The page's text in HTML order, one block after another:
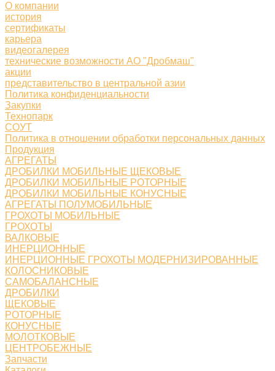
О компании
история
сертификаты
карьера
видеогалерея
технические возможности АО "Дробмаш"
акции
представительство в центральной азии
Политика конфиденциальности
Закупки
Технопарк
СОУТ
Политика в отношении обработки персональных данных
Продукция
АГРЕГАТЫ
ДРОБИЛКИ МОБИЛЬНЫЕ ЩЕКОВЫЕ
ДРОБИЛКИ МОБИЛЬНЫЕ РОТОРНЫЕ
ДРОБИЛКИ МОБИЛЬНЫЕ КОНУСНЫЕ
АГРЕГАТЫ ПОЛУМОБИЛЬНЫЕ
ГРОХОТЫ МОБИЛЬНЫЕ
ГРОХОТЫ
ВАЛКОВЫЕ
ИНЕРЦИОННЫЕ
ИНЕРЦИОННЫЕ ГРОХОТЫ МОДЕРНИЗИРОВАННЫЕ
КОЛОСНИКОВЫЕ
САМОБАЛАНСНЫЕ
ДРОБИЛКИ
ЩЕКОВЫЕ
РОТОРНЫЕ
КОНУСНЫЕ
МОЛОТКОВЫЕ
ЦЕНТРОБЕЖНЫЕ
Запчасти